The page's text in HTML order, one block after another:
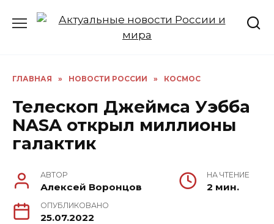
ГЛАВНАЯ » НОВОСТИ РОССИИ » КОСМОС
Телескоп Джеймса Уэбба
NASA открыл миллионы
галактик
АВТОР
Алексей Воронцов
НА ЧТЕНИЕ
2 мин.
ОПУБЛИКОВАНО
25.07.2022